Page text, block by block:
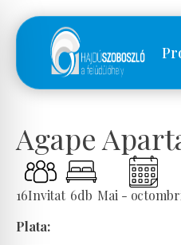
Agape
16Invitat 6db Mai -
Plata: